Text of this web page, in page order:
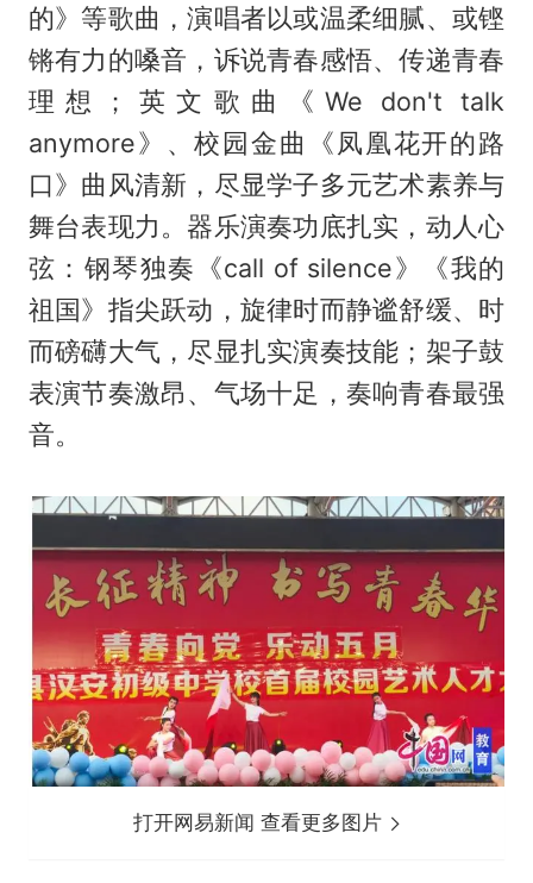
的》等歌曲，演唱者以或温柔细腻、或铿
锵有力的嗓音，诉说青春感悟、传递青春
理想；英文歌曲《We don't talk
anymore》、校园金曲《凤凰花开的路
口》曲风清新，尽显学子多元艺术素养与
舞台表现力。器乐演奏功底扎实，动人心
弦：钢琴独奏《call of silence》《我的
祖国》指尖跃动，旋律时而静谧舒缓、时
而磅礴大气，尽显扎实演奏技能；架子鼓
表演节奏激昂、气场十足，奏响青春最强
音。
打开网易新闻 查看更多图片